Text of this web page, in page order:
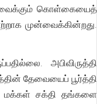
வைக்கும் கொள்கையைத்
முன்வைக்கின்றது.
அபிவிருத்தி
தேவையைப் பூர்த்தி
மக்கள் சக்தி தங்களை